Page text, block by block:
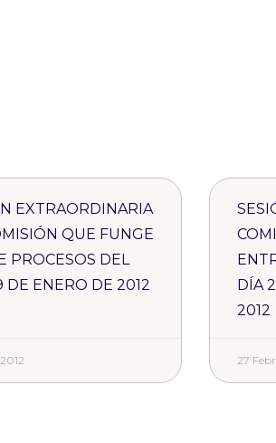
EXTRAORDINARIA
QUE FUNGE
PROCESOS DEL
DE ENERO DE 2012
DÍA
2012
27